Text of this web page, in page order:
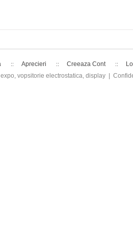
Aprecieri Creeaza Cont
vopsitorie electrostatica, display |